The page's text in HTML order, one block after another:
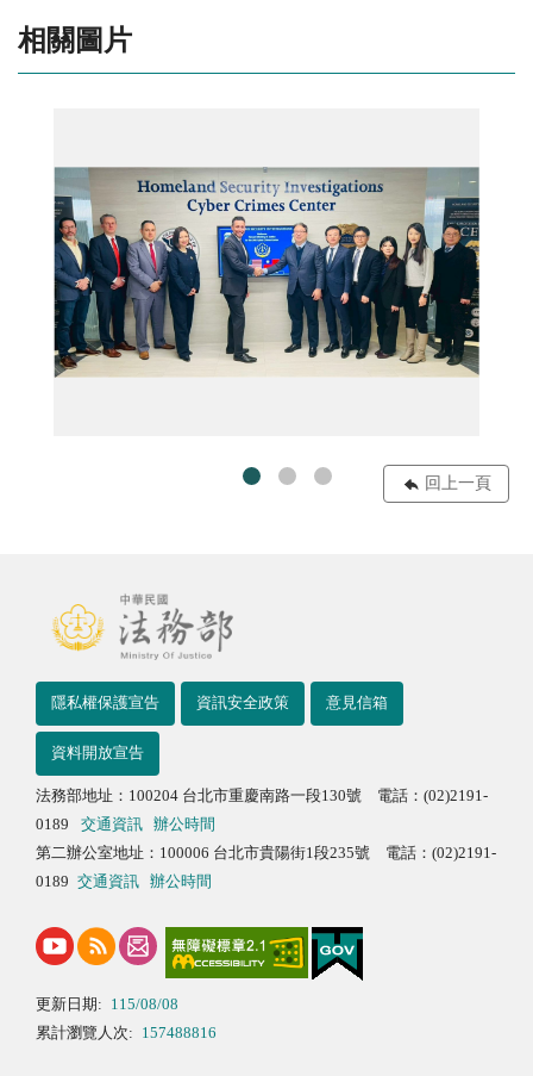
相關圖片
回上一頁
隱私權保護宣告 資訊安全政策 意見信箱
資料開放宣告
法務部地址：100204 台北市重慶南路一段130號 電話：(02)2191-
0189
交通資訊
辦公時間
第二辦公室地址：100006 台北市貴陽街1段235號 電話：(02)2191-
0189 交通資訊 辦公時間
更新日期: 115/08/08
累計瀏覽人次: 157488816